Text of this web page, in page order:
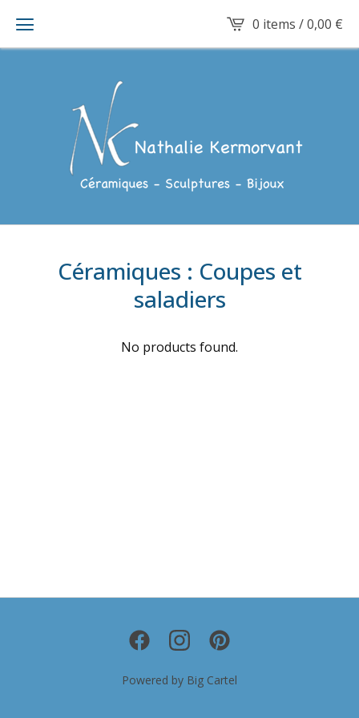
0 items /0,00 €
Céramiques : Coupes et
saladiers
No products found.
Powered by Big Cartel